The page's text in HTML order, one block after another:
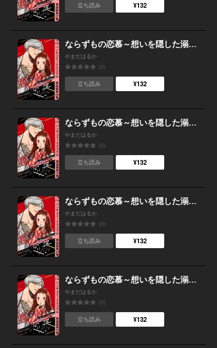
立ち読み ¥132
ならずもの恋慕～想いを隠した溺愛ヤクザ～ 単話版第26巻
やまだはるか
(0)
立ち読み ¥132
ならずもの恋慕～想いを隠した溺愛ヤクザ～ 単話版第25巻
やまだはるか
(0)
立ち読み ¥132
ならずもの恋慕～想いを隠した溺愛ヤクザ～ 単話版第24巻
やまだはるか
(0)
立ち読み ¥132
ならずもの恋慕～想いを隠した溺愛ヤクザ～ 単話版第23巻
やまだはるか
(0)
立ち読み ¥132